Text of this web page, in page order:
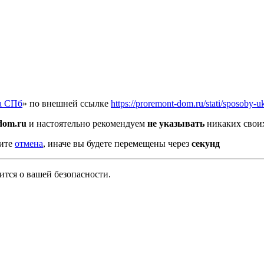
СПб» по внешней ссылке https://proremont-dom.ru/stati/sposoby-
и настоятельно рекомендуем не указывать никаких
отмена, иначе вы будете перемещены через секунд
о вашей безопасности.